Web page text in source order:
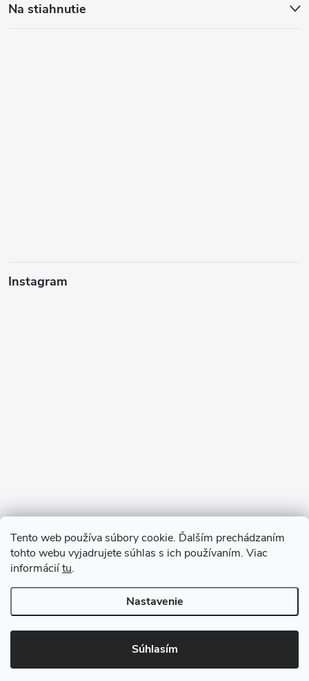
Tento web používa súbory cookie. Ďalším prechádzaním
tohto webu vyjadrujete súhlas s ich používaním. Viac
informáciítu.
Nastavenie
Súhlasím
Na stiahnutie
Instagram
Sledovať na Instagrame
Copyright 2026remab.sk. Všetky práva vyhradené.